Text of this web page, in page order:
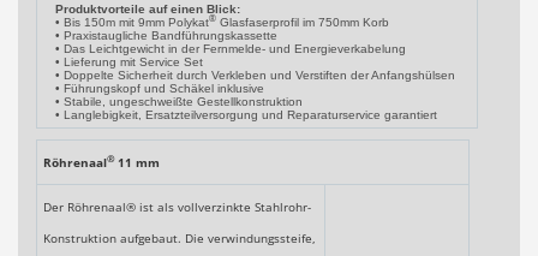
Produktvorteile auf einen Blick:
• Bis 150m mit 9mm Polykat®Glasfaserprofil im 750mm Korb
• Praxistaugliche Bandführungskassette
• Das Leichtgewicht in der Fernmelde- und Energieverkabelung
• Lieferung mit Service Set
• Doppelte Sicherheit durch Verkleben und Verstiften der Anfangshülsen
• Führungskopf und Schäkel inklusive
• Stabile, ungeschweißte Gestellkonstruktion
• Langlebigkeit, Ersatzteilversorgung und Reparaturservice garantiert
Röhrenaal® 11 mm
Der Röhrenaal® ist als vollverzinkte Stahlrohr-
Konstruktion aufgebaut. Die verwindungssteife,